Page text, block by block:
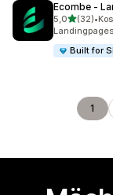
Ecombe ‑
5,0von 5
(32)
32 •
Built for
1